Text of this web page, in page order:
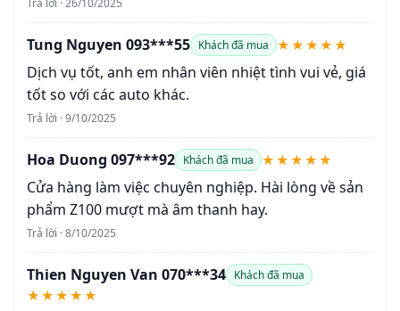
Trả lời · 26/10/2025
Tung Nguyen 093***55 Khách đã mua ★★★★★
Dịch vụ tốt, anh em nhân viên nhiệt tình vui vẻ, giá
tốt so với các auto khác.
Trả lời · 9/10/2025
Hoa Duong 097***92 Khách đã mua ★★★★★
Cửa hàng làm việc chuyên nghiệp. Hài lòng về sản
phẩm Z100 mượt mà âm thanh hay.
Trả lời · 8/10/2025
Thien Nguyen Van 070***34 Khách đã mua
★★★★★